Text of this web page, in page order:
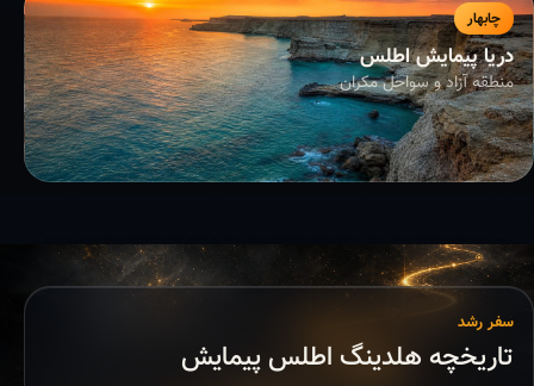
چابهار
دریا پیمایش اطلس
منطقه آزاد و سواحل مکران
سفر رشد
تاریخچه هلدینگ اطلس پیمایش